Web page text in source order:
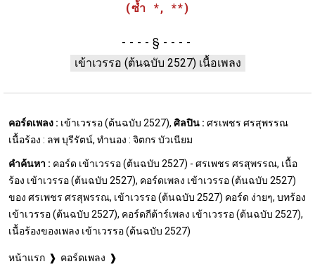
(ซ้ำ *, **)
§
เข้าเวรรอ (ต้นฉบับ 2527) เนื้อเพลง
คอร์ดเพลง : เข้าเวรรอ (ต้นฉบับ 2527), ศิลปิน : ศรเพชร ศรสุพรรณ
เนื้อร้อง : ลพ บุรีรัตน์, ทำนอง : จิตกร บัวเนียม
คำค้นหา : คอร์ด เข้าเวรรอ (ต้นฉบับ 2527) - ศรเพชร ศรสุพรรณ, เนื้อ
ร้อง เข้าเวรรอ (ต้นฉบับ 2527), คอร์ดเพลง เข้าเวรรอ (ต้นฉบับ 2527)
ของ ศรเพชร ศรสุพรรณ, เข้าเวรรอ (ต้นฉบับ 2527) คอร์ด ง่ายๆ, บทร้อง
เข้าเวรรอ (ต้นฉบับ 2527), คอร์ดกีต้าร์เพลง เข้าเวรรอ (ต้นฉบับ 2527),
เนื้อร้องของเพลง เข้าเวรรอ (ต้นฉบับ 2527)
หน้าแรก คอร์ดเพลง